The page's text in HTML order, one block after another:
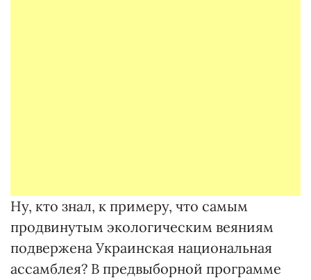
Ну, кто знал, к примеру, что самым
продвинутым экологическим веяниям
подвержена Украинская национальная
ассамблея? В предвыборной программе